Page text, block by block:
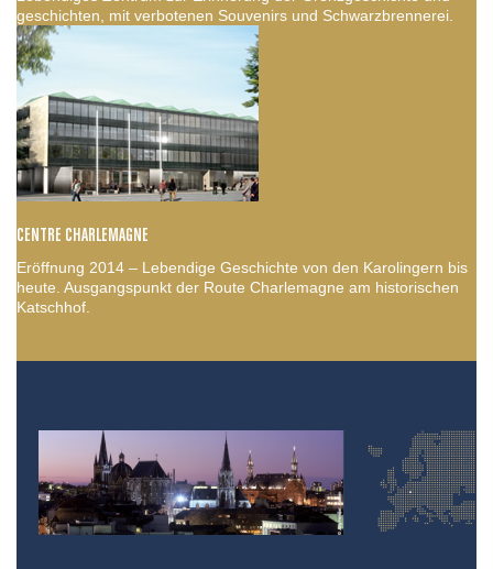
geschichten, mit verbotenen Souvenirs und Schwarzbrennerei.
CENTRE CHARLEMAGNE
Eröffnung 2014 – Lebendige Geschichte von den Karolingern bis
heute. Ausgangspunkt der Route Charlemagne am historischen
Katschhof.